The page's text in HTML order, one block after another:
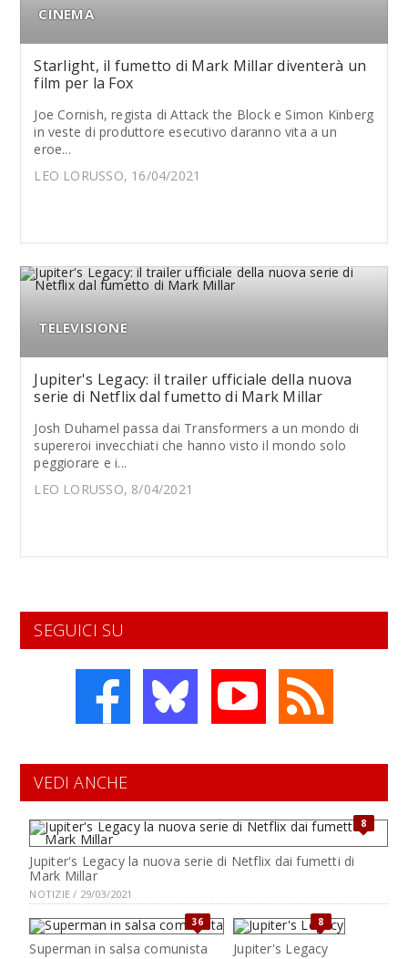
CINEMA
Starlight, il fumetto di Mark Millar diventerà un
film per la Fox
Joe Cornish, regista di Attack the Block e Simon Kinberg
in veste di produttore esecutivo daranno vita a un
eroe...
LEO LORUSSO, 16/04/2021
TELEVISIONE
Jupiter's Legacy: il trailer ufficiale della nuova
serie di Netflix dal fumetto di Mark Millar
Josh Duhamel passa dai Transformers a un mondo di
supereroi invecchiati che hanno visto il mondo solo
peggiorare e i...
LEO LORUSSO, 8/04/2021
SEGUICI SU
VEDI ANCHE
8
Jupiter's Legacy la nuova serie di Netflix dai fumetti di
Mark Millar
NOTIZIE / 29/03/2021
36
Superman in salsa comunista
8
Jupiter's Legacy